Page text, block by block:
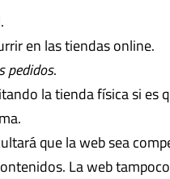
en las tiendas online.
pedidos.
la tienda física si es
que la web sea
La web